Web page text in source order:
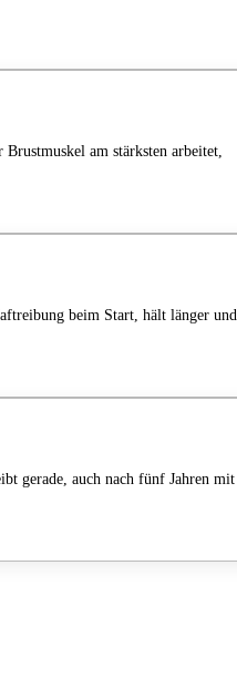
am stärksten arbeitet,
beim Start, hält länger und
gerade, auch nach fünf Jahren mit